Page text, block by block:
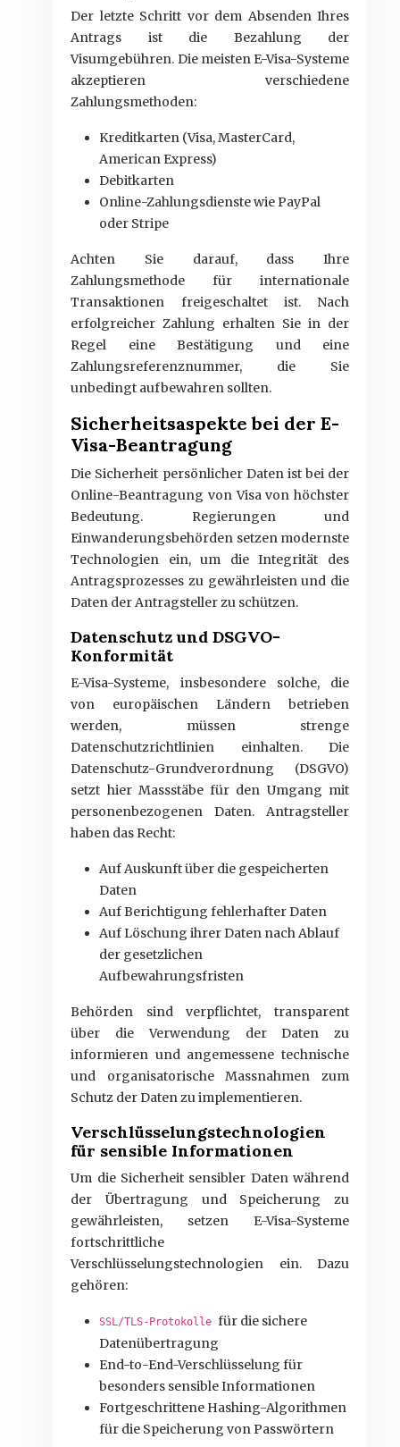
Der letzte Schritt vor dem Absenden Ihres
Antrags ist die Bezahlung der
Visumgebühren. Die meisten E-Visa-Systeme
akzeptieren verschiedene
Zahlungsmethoden:
Kreditkarten (Visa, MasterCard,
American Express)
Debitkarten
Online-Zahlungsdienste wie PayPal
oder Stripe
Achten Sie darauf, dass Ihre
Zahlungsmethode für internationale
Transaktionen freigeschaltet ist. Nach
erfolgreicher Zahlung erhalten Sie in der
Regel eine Bestätigung und eine
Zahlungsreferenznummer, die Sie
unbedingt aufbewahren sollten.
Sicherheitsaspekte bei der E-
Visa-Beantragung
Die Sicherheit persönlicher Daten ist bei der
Online-Beantragung von Visa von höchster
Bedeutung. Regierungen und
Einwanderungsbehörden setzen modernste
Technologien ein, um die Integrität des
Antragsprozesses zu gewährleisten und die
Daten der Antragsteller zu schützen.
Datenschutz und DSGVO-
Konformität
E-Visa-Systeme, insbesondere solche, die
von europäischen Ländern betrieben
werden, müssen strenge
Datenschutzrichtlinien einhalten. Die
Datenschutz-Grundverordnung (DSGVO)
setzt hier Massstäbe für den Umgang mit
personenbezogenen Daten. Antragsteller
haben das Recht:
Auf Auskunft über die gespeicherten
Daten
Auf Berichtigung fehlerhafter Daten
Auf Löschung ihrer Daten nach Ablauf
der gesetzlichen
Aufbewahrungsfristen
Behörden sind verpflichtet, transparent
über die Verwendung der Daten zu
informieren und angemessene technische
und organisatorische Massnahmen zum
Schutz der Daten zu implementieren.
Verschlüsselungstechnologien
für sensible Informationen
Um die Sicherheit sensibler Daten während
der Übertragung und Speicherung zu
gewährleisten, setzen E-Visa-Systeme
fortschrittliche
Verschlüsselungstechnologien ein. Dazu
gehören:
SSL/TLS-Protokollefür die sichere
Datenübertragung
End-to-End-Verschlüsselung für
besonders sensible Informationen
Fortgeschrittene Hashing-Algorithmen
für die Speicherung von Passwörtern